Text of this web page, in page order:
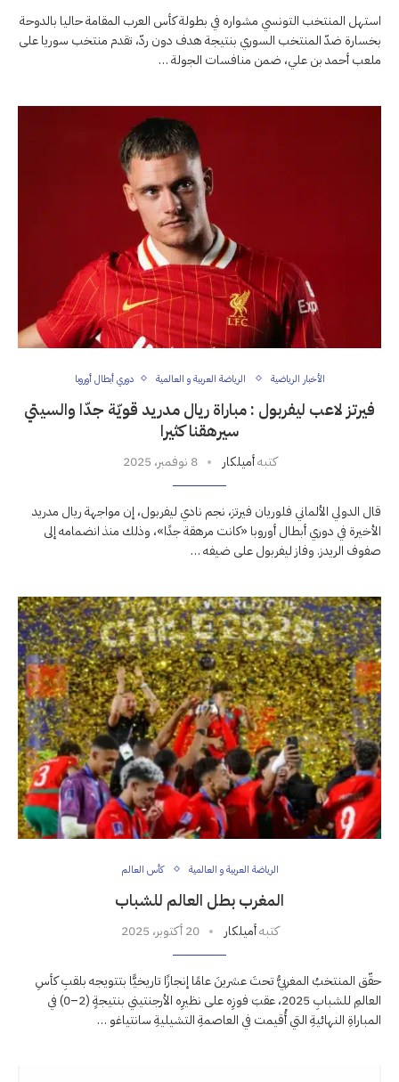
استهل المنتخب التونسي مشواره في بطولة كأس العرب المقامة حاليا بالدوحة
بخسارة ضدّ المنتخب السوري بنتيجة هدف دون ردّ، تقدم منتخب سوريا على
ملعب أحمد بن علي، ضمن منافسات الجولة …
الأخبار الرياضية الرياضة العربية و العالمية دوري أبطال أوروبا
فيرتز لاعب ليفربول : مباراة ريال مدريد قويّة جدّا والسيتي
سيرهقنا كثيرا
كتبهأميلكار 8 نوفمبر، 2025
قال الدولي الألماني فلوريان فيرتز، نجم نادي ليفربول، إن مواجهة ريال مدريد
الأخيرة في دوري أبطال أوروبا «كانت مرهقة جدًا»، وذلك منذ انضمامه إلى
صفوف الريدز. وفاز ليفربول على ضيفه …
الرياضة العربية و العالمية كأس العالم
المغرب بطل العالم للشباب
كتبهأميلكار 20 أكتوبر، 2025
حقّق المنتخبُ المغربيُّ تحتَ عشرينَ عامًا إنجازًا تاريخيًّا بتتويجه بلقبِ كأسِ
العالمِ للشبابِ 2025، عقبَ فوزِه على نظيرِه الأرجنتيني بنتيجةٍ (2–0) في
المباراةِ النهائيةِ التي أُقيمت في العاصمةِ التشيليةِ سانتياغو …